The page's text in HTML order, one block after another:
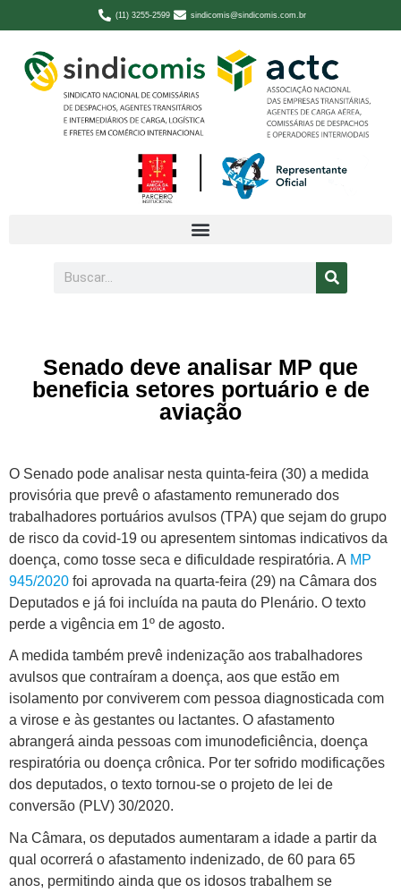
(11) 3255-2599 sindicomis@sindicomis.com.br
Senado deve analisar MP que
beneficia setores portuário e de
aviação
O Senado pode analisar nesta quinta-feira (30) a medida
provisória que prevê o afastamento remunerado dos
trabalhadores portuários avulsos (TPA) que sejam do grupo
de risco da covid-19 ou apresentem sintomas indicativos da
doença, como tosse seca e dificuldade respiratória. A MP
945/2020 foi aprovada na quarta-feira (29) na Câmara dos
Deputados e já foi incluída na pauta do Plenário. O texto
perde a vigência em 1º de agosto.
A medida também prevê indenização aos trabalhadores
avulsos que contraíram a doença, aos que estão em
isolamento por conviverem com pessoa diagnosticada com
a virose e às gestantes ou lactantes. O afastamento
abrangerá ainda pessoas com imunodeficiência, doença
respiratória ou doença crônica. Por ter sofrido modificações
dos deputados, o texto tornou-se o projeto de lei de
conversão (PLV) 30/2020.
Na Câmara, os deputados aumentaram a idade a partir da
qual ocorrerá o afastamento indenizado, de 60 para 65
anos, permitindo ainda que os idosos trabalhem se